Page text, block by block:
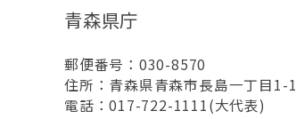
青森県庁
郵便番号：030-8570
住所：青森県青森市長島一丁目1-1
電話：017-722-1111(大代表)